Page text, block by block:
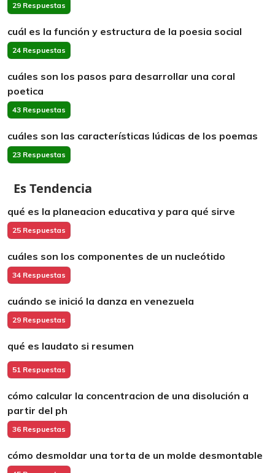
29 Respuestas
cuál es la función y estructura de la poesia social
24 Respuestas
cuáles son los pasos para desarrollar una coral
poetica
43 Respuestas
cuáles son las características lúdicas de los poemas
23 Respuestas
Es Tendencia
qué es la planeacion educativa y para qué sirve
25 Respuestas
cuáles son los componentes de un nucleótido
34 Respuestas
cuándo se inició la danza en venezuela
29 Respuestas
qué es laudato si resumen
51 Respuestas
cómo calcular la concentracion de una disolución a
partir del ph
36 Respuestas
cómo desmoldar una torta de un molde desmontable